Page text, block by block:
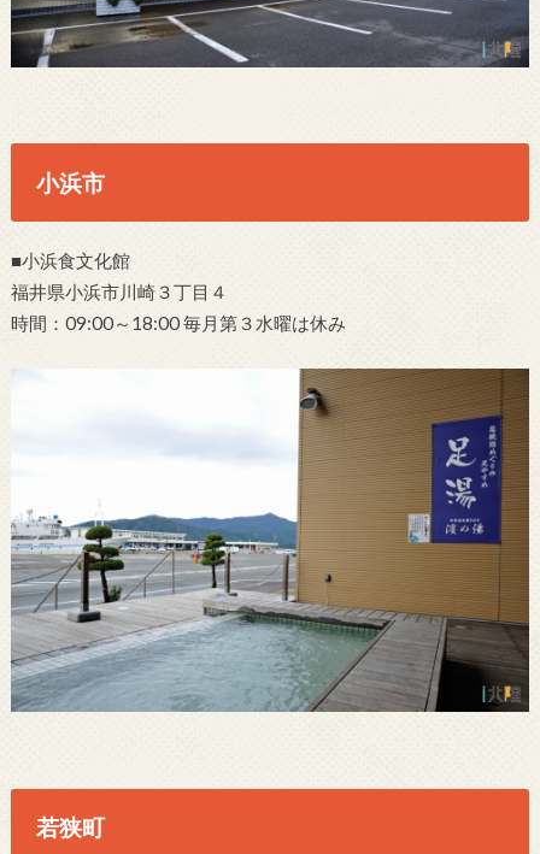
小浜市
■小浜食文化館
福井県小浜市川崎３丁目４
時間：09:00～18:00 毎月第３水曜は休み
若狭町